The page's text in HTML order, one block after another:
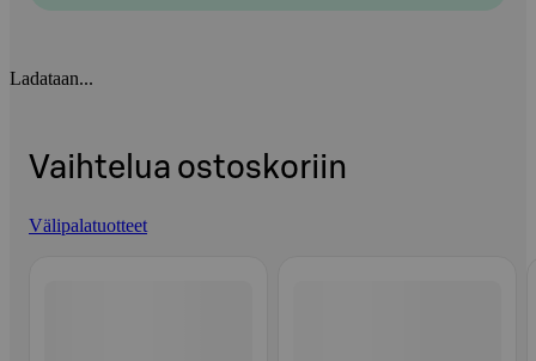
Ladataan...
Vaihtelua ostoskoriin
Välipalatuotteet